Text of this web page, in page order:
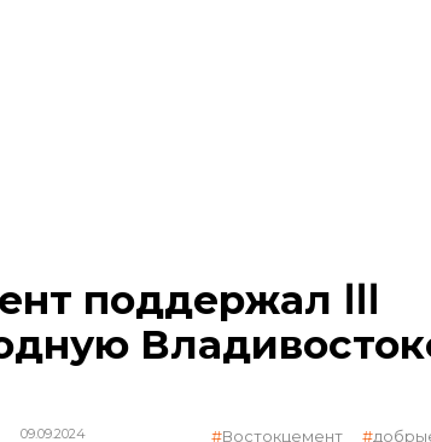
поддержал ⅠⅠⅠ
09.09.2024 Востокцемент